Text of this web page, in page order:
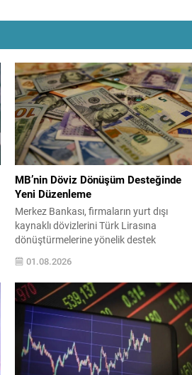
MB’nin Döviz Dönüşüm Desteğinde
Yeni Düzenleme
Merkez Bankası, firmaların yurt dışı
kaynaklı dövizlerini Türk Lirasına
dönüştürmelerine yönelik destek
uygulamasında önemli değişiklikler
getirdi. Yeni düzenleme ile destekten
yararlanma, firmaların ürettiği katma
değere göre şekillenecek ve karlılık ile iş
gücü maliyetleri dikkate alınacak. Aracı
ihracatçılara ilişkin düzenleme de
yenilendi: Katma değere dayalı limitlerini
dolduran aracı ihracatçılar, katma
değeri...
01.08.2026